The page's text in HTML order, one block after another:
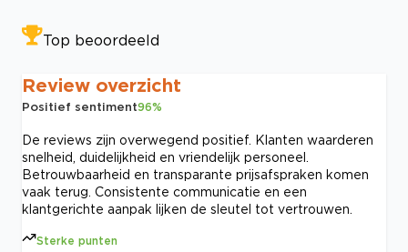
Top beoordeeld
Review overzicht
Positief sentiment96%
De reviews zijn overwegend positief. Klanten waarderen
snelheid, duidelijkheid en vriendelijk personeel.
Betrouwbaarheid en transparante prijsafspraken komen
vaak terug. Consistente communicatie en een
klantgerichte aanpak lijken de sleutel tot vertrouwen.
Sterke punten